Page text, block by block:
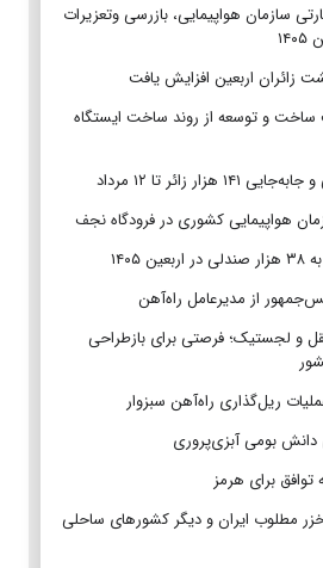
سازمان هواپیمایی، بازرسی وتعزیرات
زائران اربعین افزایش یافت
ساخت و توسعه از روند ساخت ایستگاه
هواپیمایی کشوری در فرودگاه نجف
از مدیرعامل راه‌آهن
و لجستیک؛ فرصتی برای بازطراحی
ریل‌گذاری راه‌آهن سبزوار
بومی آبزی‌پروری
برای هرمز
مطلوب ایران و دیگر کشورهای ساحلی